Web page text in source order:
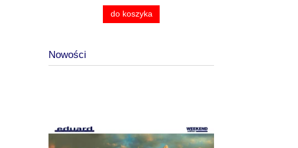
do koszyka
Nowości